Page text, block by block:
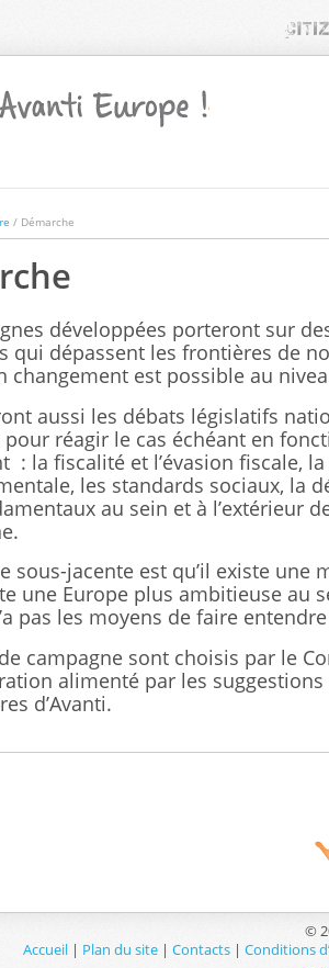
/ Démarche
développées porteront sur
qui dépassent les frontières de
changement est possible au
aussi les débats législatifs
réagir le cas échéant en
: la fiscalité et l’évasion fiscale,
les standards sociaux, la
au sein et à l’extérieur
sous-jacente est qu’il existe une
une Europe plus ambitieuse au
pas les moyens de faire
campagne sont choisis par le
alimenté par les
d’Avanti.
©
Accueil | Plan du site | Contacts | Conditions